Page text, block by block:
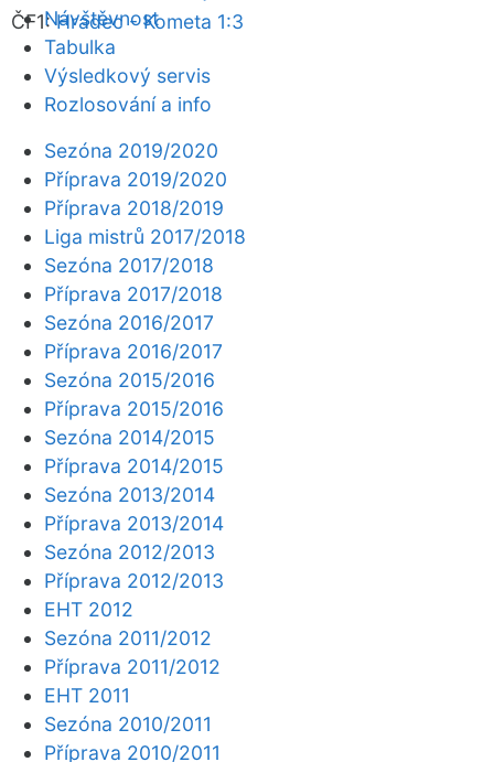
ČF1:Hradec - Kometa 1:3
Návštěvnost
Tabulka
Výsledkový servis
Rozlosování a info
Sezóna 2019/2020
Příprava 2019/2020
Příprava 2018/2019
Liga mistrů 2017/2018
Sezóna 2017/2018
Příprava 2017/2018
Sezóna 2016/2017
Příprava 2016/2017
Sezóna 2015/2016
Příprava 2015/2016
Sezóna 2014/2015
Příprava 2014/2015
Sezóna 2013/2014
Příprava 2013/2014
Sezóna 2012/2013
Příprava 2012/2013
EHT 2012
Sezóna 2011/2012
Příprava 2011/2012
EHT 2011
Sezóna 2010/2011
Příprava 2010/2011